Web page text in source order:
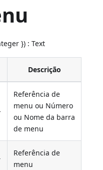
}) : Text
Descrição
Referência de
menu ou Número
ou Nome da barra
de menu
Referência de
menu